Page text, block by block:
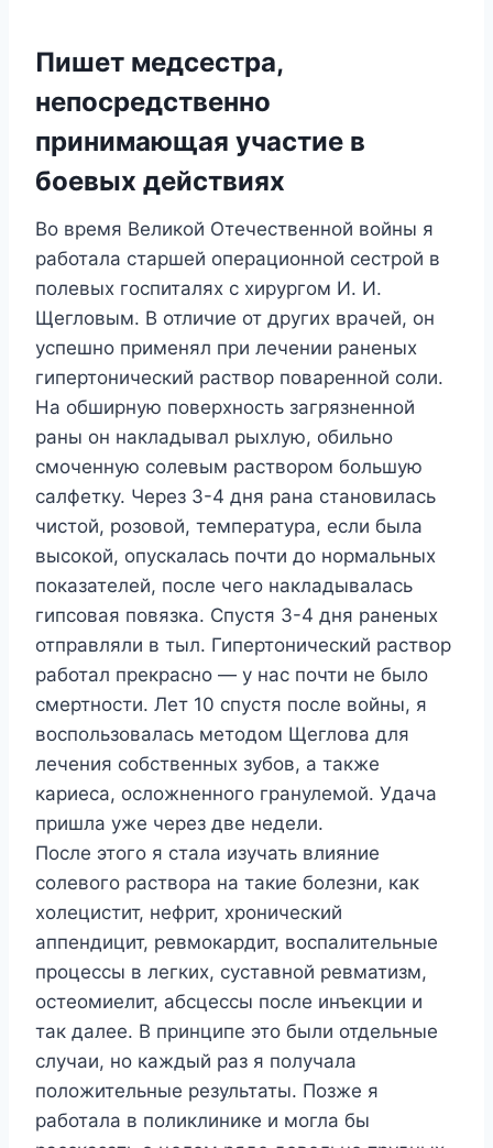
Пишет медсестра,
непосредственно
принимающая участие в
боевых действиях
Во время Великой Отечественной войны я
работала старшей операционной сестрой в
полевых госпиталях с хирургом И. И.
Щегловым. В отличие от других врачей, он
успешно применял при лечении раненых
гипертонический раствор поваренной соли.
На обширную поверхность загрязненной
раны он накладывал рыхлую, обильно
смоченную солевым раствором большую
салфетку. Через 3-4 дня рана становилась
чистой, розовой, температура, если была
высокой, опускалась почти до нормальных
показателей, после чего накладывалась
гипсовая повязка. Спустя 3-4 дня раненых
отправляли в тыл. Гипертонический раствор
работал прекрасно — у нас почти не было
смертности. Лет 10 спустя после войны, я
воспользовалась методом Щеглова для
лечения собственных зубов, а также
кариеса, осложненного гранулемой. Удача
пришла уже через две недели.
После этого я стала изучать влияние
солевого раствора на такие болезни, как
холецистит, нефрит, хронический
аппендицит, ревмокардит, воспалительные
процессы в легких, суставной ревматизм,
остеомиелит, абсцессы после инъекции и
так далее. В принципе это были отдельные
случаи, но каждый раз я получала
положительные результаты. Позже я
работала в поликлинике и могла бы